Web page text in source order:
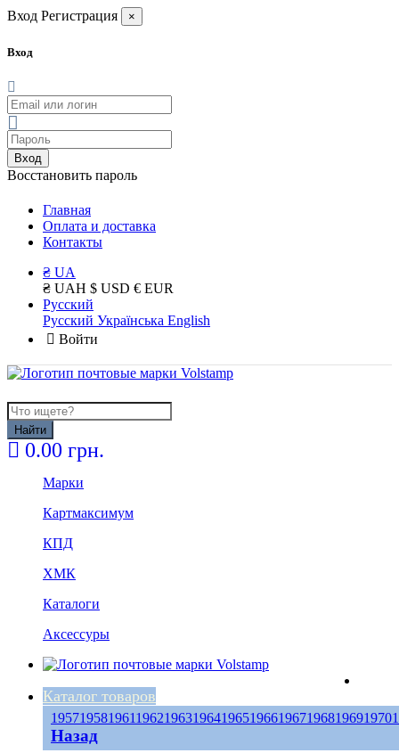
Вход Регистрация ×
Вход
Вход
Восстановить пароль
Главная
Оплата и доставка
Контакты
₴ UA
₴ UAH $ USD € EUR
Русский
Русский Українська English
Войти
Найти
0.00 грн.
Марки
Картмаксимум
КПД
ХМК
Каталоги
Аксессуры
Каталог товаров
195719581961196219631964196519661967196819691970
Назад